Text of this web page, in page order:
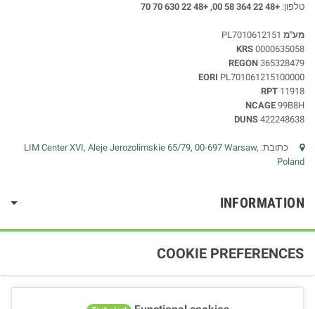
טלפון: +48 22 364 58 00, +48 22 630 70 70
מע"מ
KRS 0000635058
REGON 365328479
EORI PL701061215100000
RPT 11918
NCAGE 99B8H
DUNS 422248638
כתובת: LIM Center XVI, Aleje Jerozolimskie 65/79, 00-697 Warsaw,
Poland
INFORMATION
COOKIE PREFERENCES